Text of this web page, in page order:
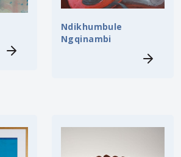
Ndikhumbule
Ngqinambi